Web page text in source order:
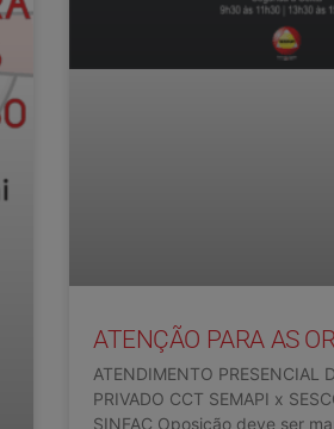
ATENÇÃO PARA AS
ATENDIMENTO PRESENCIAL
PRIVADO CCT SEMAPI x
SINFAC Oposição deve ser